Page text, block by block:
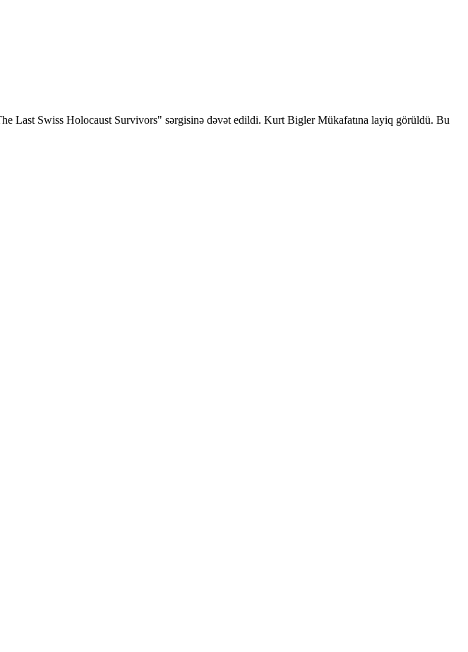
Swiss Holocaust Survivors" sərgisinə dəvət edildi. Kurt Bigler Mükafatına layiq görüldü. Bu